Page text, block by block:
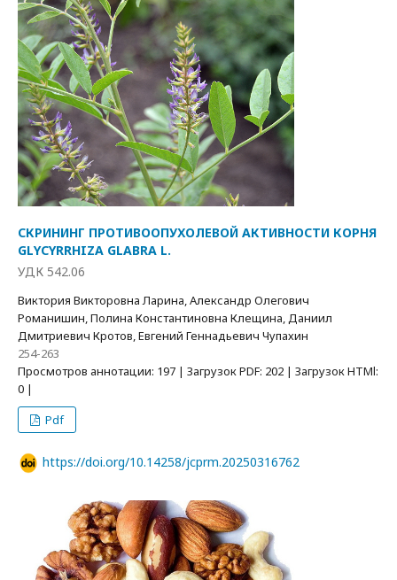
СКРИНИНГ ПРОТИВООПУХОЛЕВОЙ АКТИВНОСТИ КОРНЯ
GLYCYRRHIZA GLABRA L.
УДК 542.06
Виктория Викторовна Ларина, Александр Олегович
Романишин, Полина Константиновна Клещина, Даниил
Дмитриевич Кротов, Евгений Геннадьевич Чупахин
254-263
Просмотров аннотации: 197 | Загрузок PDF: 202 | Загрузок HTMl:
0 |
Pdf
https://doi.org/10.14258/jcprm.20250316762